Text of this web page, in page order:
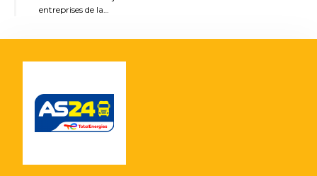
entreprises de la…